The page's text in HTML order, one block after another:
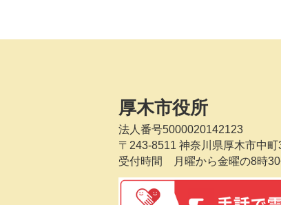
厚木市役所
法人番号5000020142123
〒243-8511 神奈川県厚木市中
受付時間 月曜から金曜の8時30